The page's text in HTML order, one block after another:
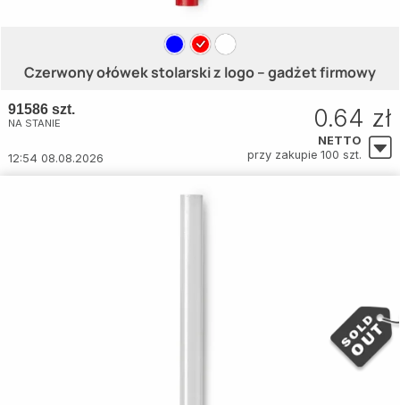
Czerwony ołówek stolarski z logo – gadżet firmowy
91586 szt.
NA STANIE
12:54 08.08.2026
0.64 zł
NETTO
przy zakupie 100 szt.